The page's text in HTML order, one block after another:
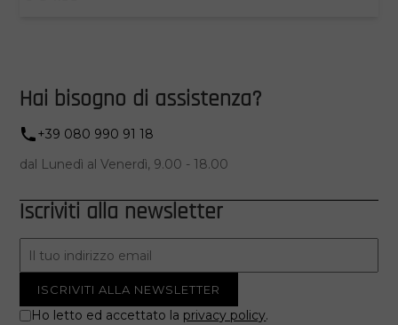
Hai bisogno di assistenza?
+39 080 990 91 18
dal Lunedì al Venerdì, 9.00 - 18.00
Iscriviti alla newsletter
Ho letto ed accettato la privacy policy.